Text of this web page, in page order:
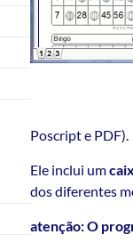
Poscript e PDF).
Ele inclui um
dos diferentes
atenção: O